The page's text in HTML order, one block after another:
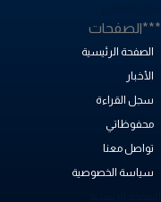
الصفحة الرئيسية
الأخبار
سجل القراءة
محفوظاتي
تواصل معنا
سياسة الخصوصية